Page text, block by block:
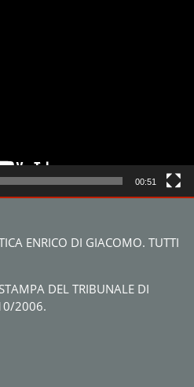
00:51
ENRICO DI GIACOMO. TUTTI
DEL TRIBUNALE DI
2006.